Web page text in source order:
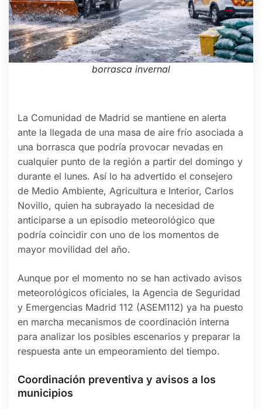
borrasca invernal
La Comunidad de Madrid se mantiene en alerta
ante la llegada de una masa de aire frío asociada a
una borrasca que podría provocar nevadas en
cualquier punto de la región a partir del domingo y
durante el lunes. Así lo ha advertido el consejero
de Medio Ambiente, Agricultura e Interior, Carlos
Novillo, quien ha subrayado la necesidad de
anticiparse a un episodio meteorológico que
podría coincidir con uno de los momentos de
mayor movilidad del año.
Aunque por el momento no se han activado avisos
meteorológicos oficiales, la Agencia de Seguridad
y Emergencias Madrid 112 (ASEM112) ya ha puesto
en marcha mecanismos de coordinación interna
para analizar los posibles escenarios y preparar la
respuesta ante un empeoramiento del tiempo.
Coordinación preventiva y avisos a los
municipios